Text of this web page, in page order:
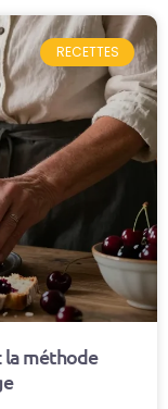
RECETTES
la méthode